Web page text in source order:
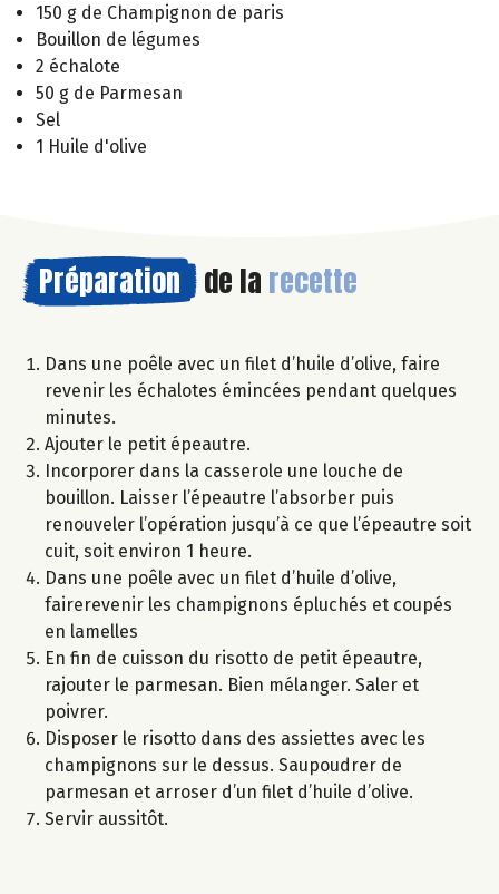
150 g de Champignon de paris
Bouillon de légumes
2 échalote
50 g de Parmesan
Sel
1 Huile d'olive
Préparation de la recette
Dans une poêle avec un filet d’huile d’olive, faire
revenir les échalotes émincées pendant quelques
minutes.
Ajouter le petit épeautre.
Incorporer dans la casserole une louche de
bouillon. Laisser l’épeautre l’absorber puis
renouveler l’opération jusqu’à ce que l’épeautre soit
cuit, soit environ 1 heure.
Dans une poêle avec un filet d’huile d’olive,
fairerevenir les champignons épluchés et coupés
en lamelles
En fin de cuisson du risotto de petit épeautre,
rajouter le parmesan. Bien mélanger. Saler et
poivrer.
Disposer le risotto dans des assiettes avec les
champignons sur le dessus. Saupoudrer de
parmesan et arroser d’un filet d’huile d’olive.
Servir aussitôt.